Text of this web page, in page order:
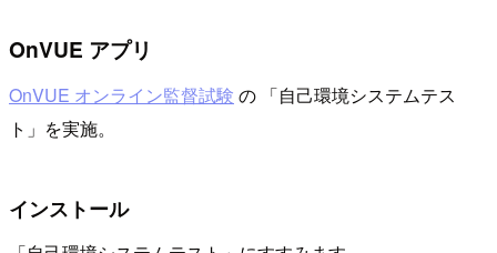
OnVUE アプリ
OnVUE オンライン監督試験 の 「自己環境システムテス
ト」を実施。
インストール